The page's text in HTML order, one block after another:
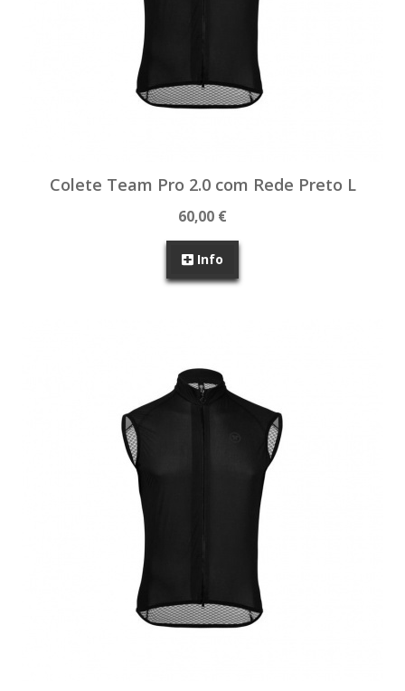
Colete Team Pro 2.0 com Rede Preto L
60,00 €
Info